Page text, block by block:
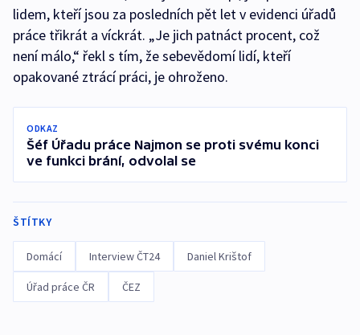
lidem, kteří jsou za posledních pět let v evidenci úřadů
práce třikrát a víckrát. „Je jich patnáct procent, což
není málo,“ řekl s tím, že sebevědomí lidí, kteří
opakované ztrácí práci, je ohroženo.
ODKAZ
Šéf Úřadu práce Najmon se proti svému konci
ve funkci brání, odvolal se
ŠTÍTKY
Domácí Interview ČT24 Daniel Krištof
Úřad práce ČR ČEZ